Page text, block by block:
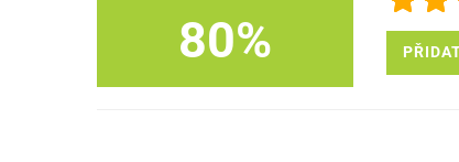
80%